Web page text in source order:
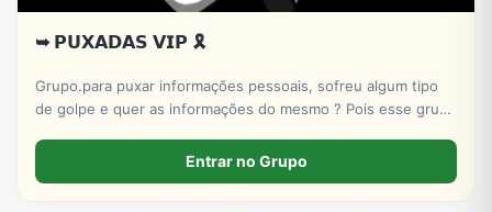
➥ 𝗣𝗨𝗫𝗔𝗗𝗔𝗦 𝗩𝗜𝗣 🎗️
Grupo.para puxar informações pessoais, sofreu algum tipo
de golpe e quer as informações do mesmo ? Pois esse grupo
Entrar no Grupo